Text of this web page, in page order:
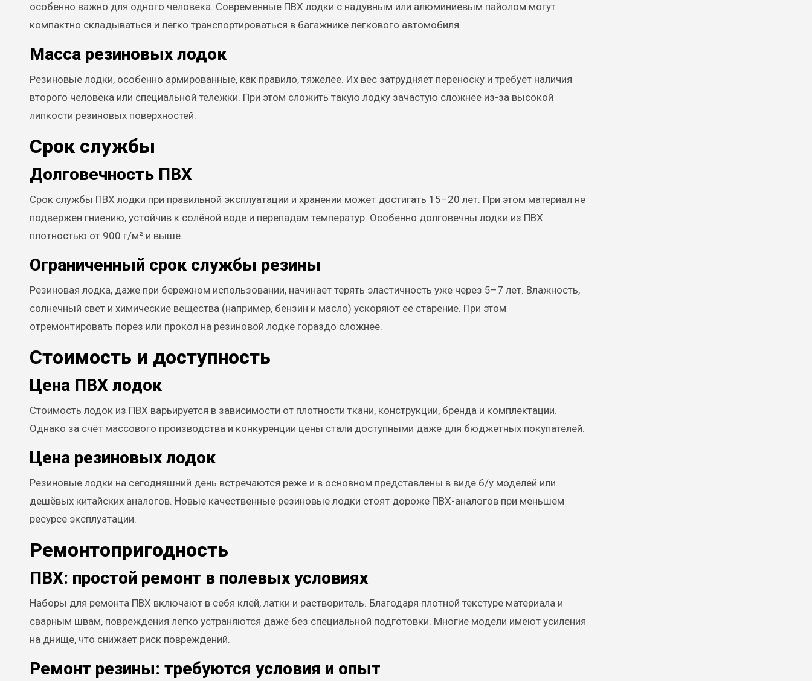
особенно важно для одного человека. Современные ПВХ лодки с надувным или алюминиевым пайолом могут
компактно складываться и легко транспортироваться в багажнике легкового автомобиля.
Масса резиновых лодок
Резиновые лодки, особенно армированные, как правило, тяжелее. Их вес затрудняет переноску и требует наличия
второго человека или специальной тележки. При этом сложить такую лодку зачастую сложнее из-за высокой
липкости резиновых поверхностей.
Срок службы
Долговечность ПВХ
Срок службы ПВХ лодки при правильной эксплуатации и хранении может достигать 15–20 лет. При этом материал не
подвержен гниению, устойчив к солёной воде и перепадам температур. Особенно долговечны лодки из ПВХ
плотностью от 900 г/м² и выше.
Ограниченный срок службы резины
Резиновая лодка, даже при бережном использовании, начинает терять эластичность уже через 5–7 лет. Влажность,
солнечный свет и химические вещества (например, бензин и масло) ускоряют её старение. При этом
отремонтировать порез или прокол на резиновой лодке гораздо сложнее.
Стоимость и доступность
Цена ПВХ лодок
Стоимость лодок из ПВХ варьируется в зависимости от плотности ткани, конструкции, бренда и комплектации.
Однако за счёт массового производства и конкуренции цены стали доступными даже для бюджетных покупателей.
Цена резиновых лодок
Резиновые лодки на сегодняшний день встречаются реже и в основном представлены в виде б/у моделей или
дешёвых китайских аналогов. Новые качественные резиновые лодки стоят дороже ПВХ-аналогов при меньшем
ресурсе эксплуатации.
Ремонтопригодность
ПВХ: простой ремонт в полевых условиях
Наборы для ремонта ПВХ включают в себя клей, латки и растворитель. Благодаря плотной текстуре материала и
сварным швам, повреждения легко устраняются даже без специальной подготовки. Многие модели имеют усиления
на днище, что снижает риск повреждений.
Ремонт резины: требуются условия и опыт